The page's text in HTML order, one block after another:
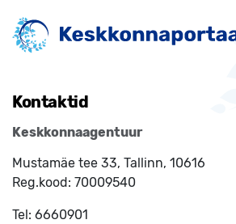
Kontaktid
Keskkonnaagentuur
Mustamäe tee 33, Tallinn, 10616
Reg.kood: 70009540
Tel: 6660901